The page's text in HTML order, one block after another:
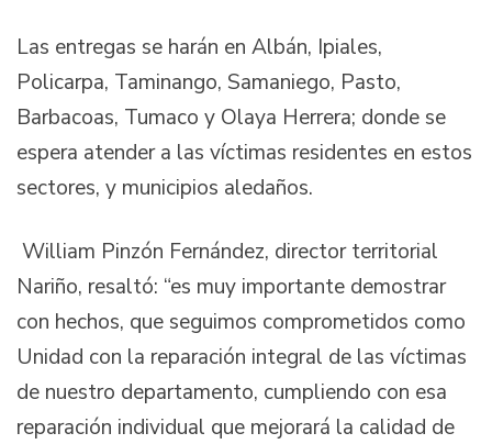
Las entregas se harán en Albán, Ipiales,
Policarpa, Taminango, Samaniego, Pasto,
Barbacoas, Tumaco y Olaya Herrera; donde se
espera atender a las víctimas residentes en estos
sectores, y municipios aledaños.
William Pinzón Fernández, director territorial
Nariño, resaltó: “es muy importante demostrar
con hechos, que seguimos comprometidos como
Unidad con la reparación integral de las víctimas
de nuestro departamento, cumpliendo con esa
reparación individual que mejorará la calidad de